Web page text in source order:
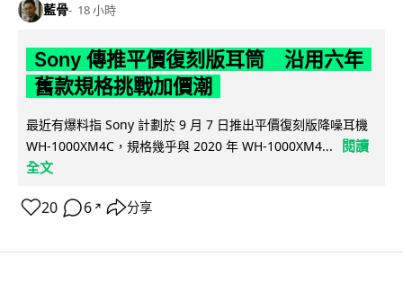
藍骨 18 小時
Sony 傳推平價復刻版耳筒 沿用六年
舊款規格挑戰加價潮
最近有爆料指 Sony 計劃於 9 月 7 日推出平價復刻版降噪耳機
WH-1000XM4C，規格幾乎與 2020 年 WH-1000XM4...
閱讀
全文
20 6 ↗ 分享